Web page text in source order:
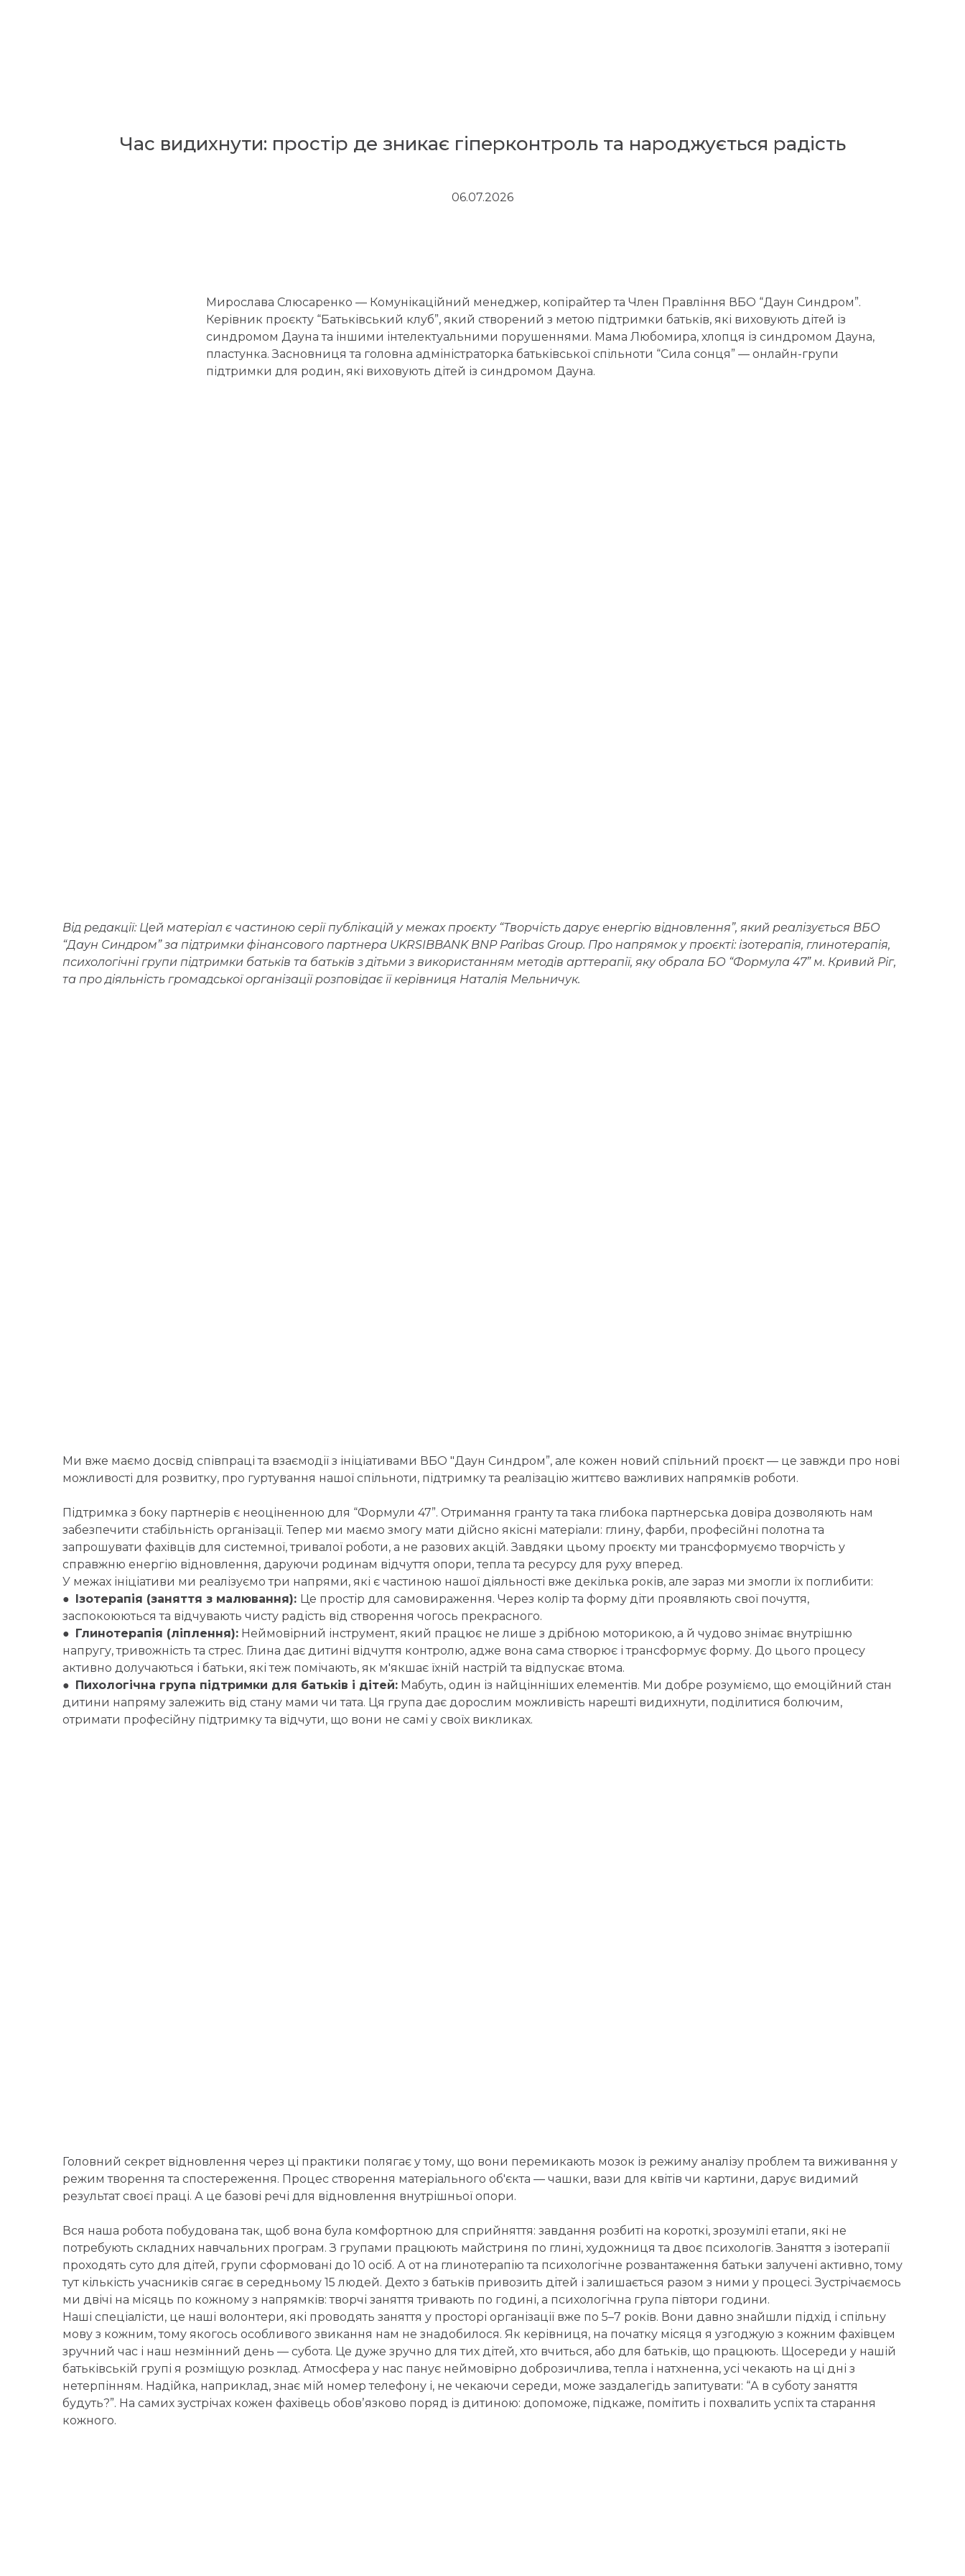
Час видихнути: простір де зникає гіперконтроль та народжується радість
06.07.2026
Мирослава Слюсаренко — Комунікаційний менеджер, копірайтер та Член Правління ВБО “Даун Синдром”.
Керівник проєкту “Батьківський клуб”, який створений з метою підтримки батьків, які виховують дітей із
синдромом Дауна та іншими інтелектуальними порушеннями. Мама Любомира, хлопця із синдромом Дауна,
пластунка. Засновниця та головна адміністраторка батьківської спільноти “Сила сонця” — онлайн-групи
підтримки для родин, які виховують дітей із синдромом Дауна.
Від редакції: Цей матеріал є частиною серії публікацій у межах проєкту “Творчість дарує енергію відновлення”, який реалізується ВБО
“Даун Синдром” за підтримки фінансового партнера UKRSIBBANK BNP Paribas Group. Про напрямок у проєкті: ізотерапія, глинотерапія,
психологічні групи підтримки батьків та батьків з дітьми з використанням методів арттерапії, яку обрала БО “Формула 47” м. Кривий Ріг,
та про діяльність громадської організації розповідає її керівниця Наталія Мельничук.
Ми вже маємо досвід співпраці та взаємодії з ініціативами ВБО "Даун Синдром”, але кожен новий спільний проєкт — це завжди про нові
можливості для розвитку, про гуртування нашої спільноти, підтримку та реалізацію життєво важливих напрямків роботи.
Підтримка з боку партнерів є неоціненною для “Формули 47”. Отримання гранту та така глибока партнерська довіра дозволяють нам
забезпечити стабільність організації. Тепер ми маємо змогу мати дійсно якісні матеріали: глину, фарби, професійні полотна та
запрошувати фахівців для системної, тривалої роботи, а не разових акцій. Завдяки цьому проєкту ми трансформуємо творчість у
справжню енергію відновлення, даруючи родинам відчуття опори, тепла та ресурсу для руху вперед.
У межах ініціативи ми реалізуємо три напрями, які є частиною нашої діяльності вже декілька років, але зараз ми змогли їх поглибити:
● Ізотерапія (заняття з малювання): Це простір для самовираження. Через колір та форму діти проявляють свої почуття,
заспокоюються та відчувають чисту радість від створення чогось прекрасного.
● Глинотерапія (ліплення): Неймовірний інструмент, який працює не лише з дрібною моторикою, а й чудово знімає внутрішню
напругу, тривожність та стрес. Глина дає дитині відчуття контролю, адже вона сама створює і трансформує форму. До цього процесу
активно долучаються і батьки, які теж помічають, як м'якшає їхній настрій та відпускає втома.
● Пихологічна група підтримки для батьків і дітей: Мабуть, один із найцінніших елементів. Ми добре розуміємо, що емоційний стан
дитини напряму залежить від стану мами чи тата. Ця група дає дорослим можливість нарешті видихнути, поділитися болючим,
отримати професійну підтримку та відчути, що вони не самі у своїх викликах.
Головний секрет відновлення через ці практики полягає у тому, що вони перемикають мозок із режиму аналізу проблем та виживання у
режим творення та спостереження. Процес створення матеріального об'єкта — чашки, вази для квітів чи картини, дарує видимий
результат своєї праці. А це базові речі для відновлення внутрішньої опори.
Вся наша робота побудована так, щоб вона була комфортною для сприйняття: завдання розбиті на короткі, зрозумілі етапи, які не
потребують складних навчальних програм. З групами працюють майстриня по глині, художниця та двоє психологів. Заняття з ізотерапії
проходять суто для дітей, групи сформовані до 10 осіб. А от на глинотерапію та психологічне розвантаження батьки залучені активно, тому
тут кількість учасників сягає в середньому 15 людей. Дехто з батьків привозить дітей і залишається разом з ними у процесі. Зустрічаємось
ми двічі на місяць по кожному з напрямків: творчі заняття тривають по годині, а психологічна група півтори години.
Наші спеціалісти, це наші волонтери, які проводять заняття у просторі організації вже по 5–7 років. Вони давно знайшли підхід і спільну
мову з кожним, тому якогось особливого звикання нам не знадобилося. Як керівниця, на початку місяця я узгоджую з кожним фахівцем
зручний час і наш незмінний день — субота. Це дуже зручно для тих дітей, хто вчиться, або для батьків, що працюють. Щосереди у нашій
батьківській групі я розміщую розклад. Атмосфера у нас панує неймовірно доброзичлива, тепла і натхненна, усі чекають на ці дні з
нетерпінням. Надійка, наприклад, знає мій номер телефону і, не чекаючи середи, може заздалегідь запитувати: “А в суботу заняття
будуть?”. На самих зустрічах кожен фахівець обовʼязково поряд із дитиною: допоможе, підкаже, помітить і похвалить успіх та старання
кожного.